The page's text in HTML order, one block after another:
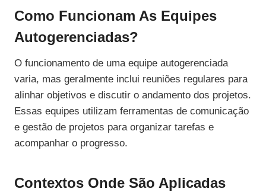
Como Funcionam As Equipes
Autogerenciadas?
O funcionamento de uma equipe autogerenciada
varia, mas geralmente inclui reuniões regulares para
alinhar objetivos e discutir o andamento dos projetos.
Essas equipes utilizam ferramentas de comunicação
e gestão de projetos para organizar tarefas e
acompanhar o progresso.
Contextos Onde São Aplicadas